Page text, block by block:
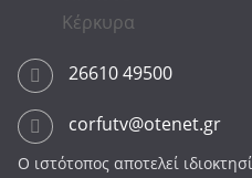
Κέρκυρα
26610 49500
corfutv@otenet.gr
Ο ιστότοπος αποτελεί